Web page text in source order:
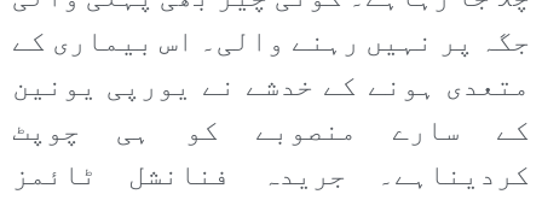
جگہ پر نہیں رہنے والی۔ اس بیماری کے
متعدی ہونے کے خدشے نے یورپی یونین
کے سارے منصوبے کو ہی چوپٹ
کردیناہے۔ جریدہ فنانشل ٹائمز